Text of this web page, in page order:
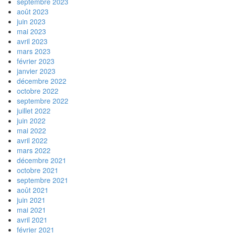
août 2023
juin 2023
mai 2023
avril 2023
mars 2023
février 2023
janvier 2023
décembre 2022
octobre 2022
septembre 2022
juillet 2022
juin 2022
mai 2022
avril 2022
mars 2022
décembre 2021
octobre 2021
septembre 2021
août 2021
juin 2021
mai 2021
avril 2021
février 2021